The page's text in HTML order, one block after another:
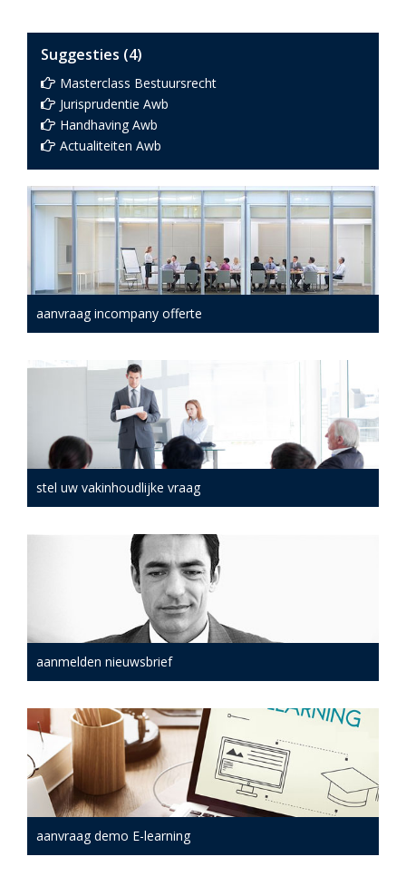
Suggesties (4)
Masterclass Bestuursrecht
Jurisprudentie Awb
Handhaving Awb
Actualiteiten Awb
aanvraag incompany offerte
stel uw vakinhoudlijke vraag
aanmelden nieuwsbrief
aanvraag demo E-learning